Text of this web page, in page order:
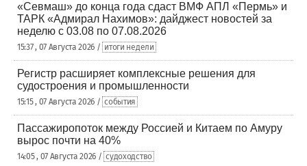
«Севмаш» до конца года сдаст ВМФ АПЛ «Пермь» и
ТАРК «Адмирал Нахимов»: дайджест новостей за
неделю с 03.08 по 07.08.2026
15:37 , 07 Августа 2026 / итоги недели
Регистр расширяет комплексные решения для
судостроения и промышленности
15:15 , 07 Августа 2026 / события
Пассажиропоток между Россией и Китаем по Амуру
вырос почти на 40%
14:05 , 07 Августа 2026 / судоходство